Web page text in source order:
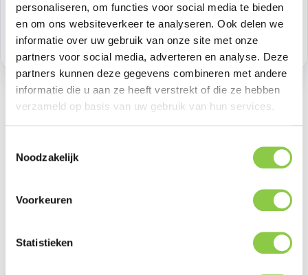
personaliseren, om functies voor social media te bieden
en om ons websiteverkeer te analyseren. Ook delen we
informatie over uw gebruik van onze site met onze
partners voor social media, adverteren en analyse. Deze
partners kunnen deze gegevens combineren met andere
informatie die u aan ze heeft verstrekt of die ze hebben
verzameld op basis van uw gebruik van hun services.
Noodzakelijk
Voorkeuren
Statistieken
Productnummer:SOSIMP0135
Voorraad: 47
Ontdek de Defend Heavy Impact Hoes voor de
ultieme bescherming te bieden.…